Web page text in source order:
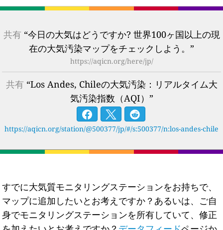
共有“今日の大気はどうですか? 世界100ヶ国以上の現
在の大気汚染マップをチェックしよう。”
https://aqicn.org/here/jp/
共有“Los Andes, Chileの大気汚染：リアルタイム大
気汚染指数（AQI）”
https://aqicn.org/station/@500377/jp/#/s:500377/n:los-andes-chile
すでに大気質モニタリングステーションをお持ちで、
マップに追加したいとお考えですか？あるいは、ご自
身でモニタリングステーションを所有していて、修正